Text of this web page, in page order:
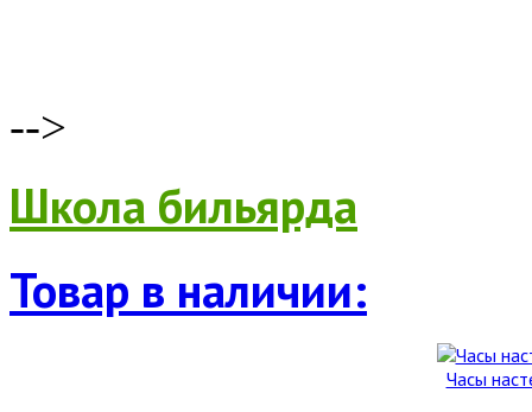
-->
Школа бильярда
Товар в наличии:
Часы